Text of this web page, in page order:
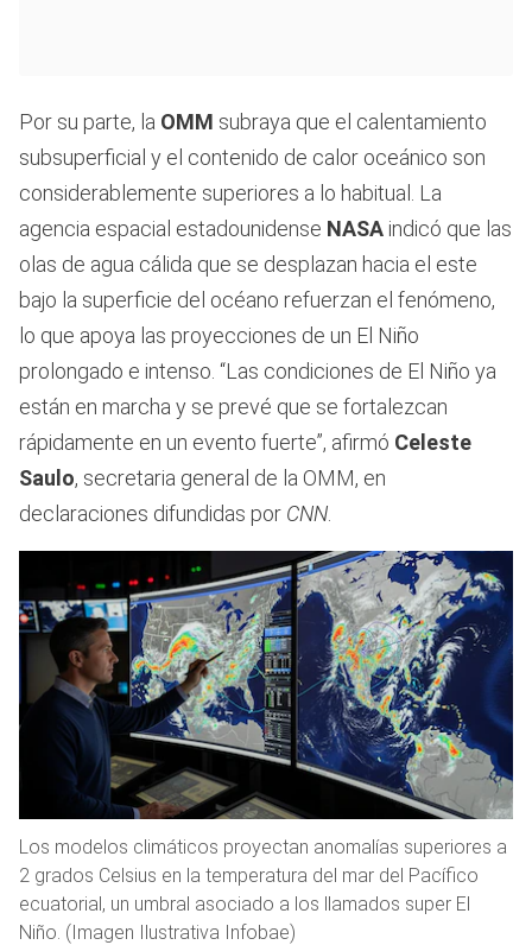
Por su parte, la OMM subraya que el calentamiento
subsuperficial y el contenido de calor oceánico son
considerablemente superiores a lo habitual. La
agencia espacial estadounidense NASA indicó que las
olas de agua cálida que se desplazan hacia el este
bajo la superficie del océano refuerzan el fenómeno,
lo que apoya las proyecciones de un El Niño
prolongado e intenso. “Las condiciones de El Niño ya
están en marcha y se prevé que se fortalezcan
rápidamente en un evento fuerte”, afirmó Celeste
Saulo, secretaria general de la OMM, en
declaraciones difundidas por CNN
Los modelos climáticos proyectan anomalías superiores a
2 grados Celsius en la temperatura del mar del Pacífico
ecuatorial, un umbral asociado a los llamados super El
Niño. (Imagen Ilustrativa Infobae)